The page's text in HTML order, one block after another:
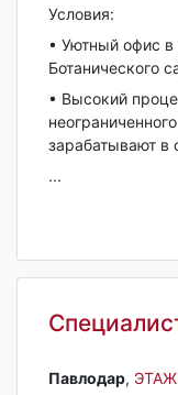
Условия:
• Уютный офис в
Ботанического
• Высокий
зарабатывают в
...
Павлодар‎,